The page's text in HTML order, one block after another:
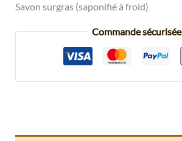
Savon surgras (saponifié à froid)
Commande sécurisée